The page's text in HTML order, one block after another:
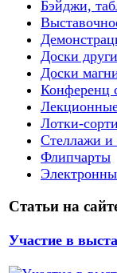
Бэйджи,
Доски
Доски
Конференц
Лотки-
Стеллажи и
Флипчарты
Статьи на
Участие в